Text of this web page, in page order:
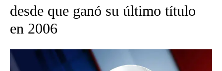
desde que ganó su último título
en 2006